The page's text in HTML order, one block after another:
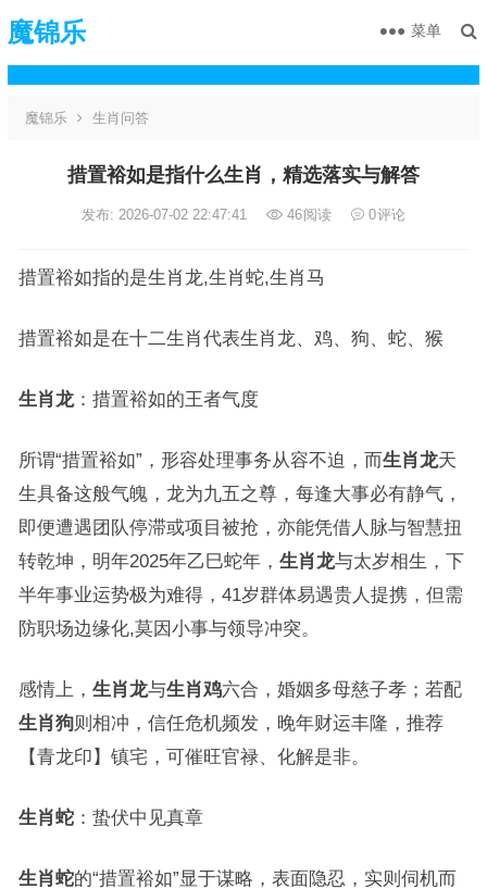
魔锦乐 菜单
魔锦乐 生肖问答
措置裕如是指什么生肖，精选落实与解答
发布: 2026-07-02 22:47:41 46阅读 0评论
措置裕如指的是生肖龙,生肖蛇,生肖马
措置裕如是在十二生肖代表生肖龙、鸡、狗、蛇、猴
生肖龙：措置裕如的王者气度
所谓“措置裕如”，形容处理事务从容不迫，而生肖龙天
生具备这般气魄，龙为九五之尊，每逢大事必有静气，
即便遭遇团队停滞或项目被抢，亦能凭借人脉与智慧扭
转乾坤，明年2025年乙巳蛇年， 生肖龙与太岁相生，下
半年事业运势极为难得，41岁群体易遇贵人提携，但需
防职场边缘化,莫因小事与领导冲突。
感情上， 生肖龙与生肖鸡六合，婚姻多母慈子孝；若配
生肖狗则相冲，信任危机频发，晚年财运丰隆，推荐
【青龙印】镇宅，可催旺官禄、化解是非。
生肖蛇：蛰伏中见真章
生肖蛇的“措置裕如”显于谋略，表面隐忍，实则伺机而